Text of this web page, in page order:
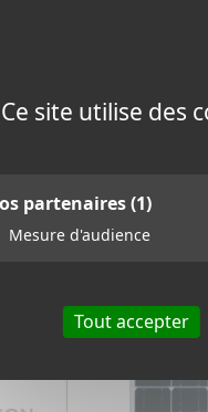
Ce site utilise des
partenaires(1)
Mesure d'audience
Tout accepter
Piquets et
hauteur 1,15